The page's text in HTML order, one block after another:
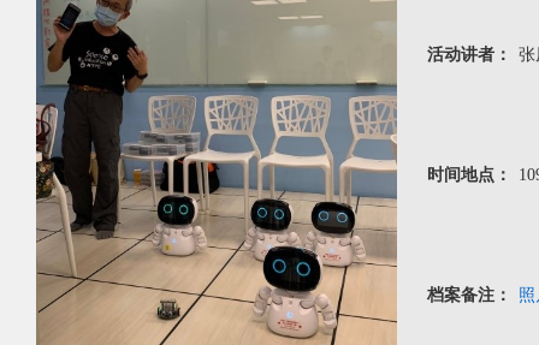
活动讲者： 张
时间地点：
档案备注：